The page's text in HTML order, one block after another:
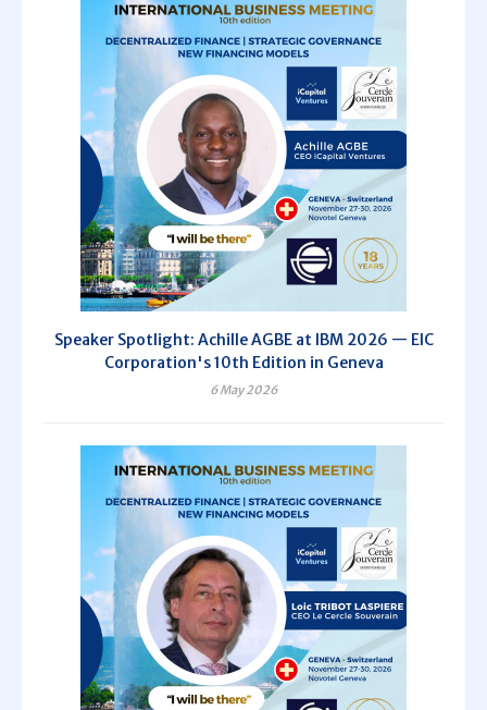
Speaker Spotlight: Achille AGBE at IBM 2026 — EIC
Corporation's 10th Edition in Geneva
6 May 2026